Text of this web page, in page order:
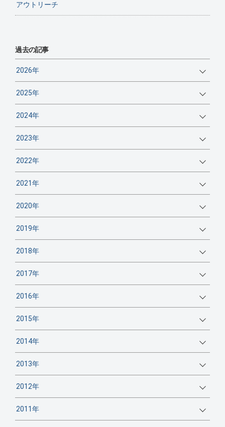
アウトリーチ
過去の記事
2026年
2025年
2024年
2023年
2022年
2021年
2020年
2019年
2018年
2017年
2016年
2015年
2014年
2013年
2012年
2011年